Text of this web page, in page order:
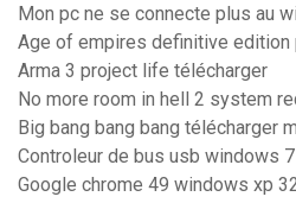
Mon pc ne se connecte plus au
Age of empires definitive edition
Arma 3 project life télécharger
No more room in hell 2 system
Big bang bang bang télécharger
Controleur de bus usb windows
Google chrome 49 windows xp